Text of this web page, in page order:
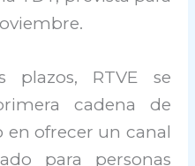
plazos, RTVE se
cadena de
ofrecer un canal
para personas